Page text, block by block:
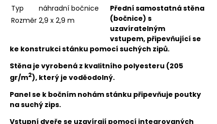
Typ
náhradní bočnice
Rozměr 2,9 x 2,9 m
Přední samostatná stěna
(bočnice) s
uzavíratelným
vstupem, připevňující se
ke konstrukci stánku pomocí suchých zipů.
Stěna je vyrobená z kvalitního polyesteru (205
gr/m2), který je voděodolný.
Panel se k bočním nohám stánku připevňuje poutky
na suchý zips.
Vstupní dveře se uzavírají pomocí integrovaných